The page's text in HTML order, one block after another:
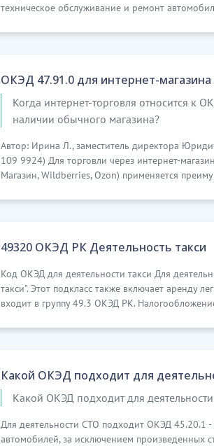
техническое обслуживание и ремонт
ОКЭД 47.91.0 для интернет-
Когда интернет-торговля относится к
наличии обычного магазина?
Автор: Ирина Л., заместитель директора
109 9924) Для торговли через интернет-
Магазин, Wildberries, Ozon) применяется
49320 ОКЭД РК Деятельность такси
Код ОКЭД для деятельности такси Для
такси". Этот подкласс также включает аренду
входит в группу 49.3 ОКЭД РК.
Какой ОКЭД подходит для
Какой ОКЭД подходит для
Для деятельности СТО подходит ОКЭД 45.20.1
автомобилей, за исключением произведенных